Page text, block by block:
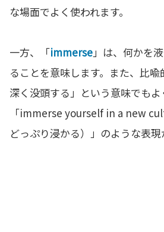
な場面でよく使われます。
一方、「immerse」は、何かを
ることを意味します。また、比
深く没頭する」という意味でもよ
「immerse yourself in a new
どっぷり浸かる）」のような表現